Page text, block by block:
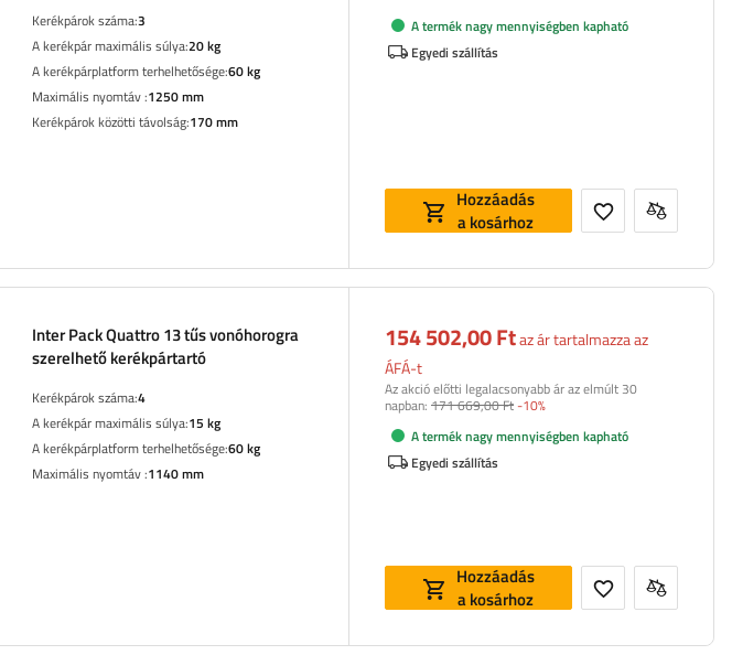
Kerékpárok száma:3
A kerékpár maximális súlya:20 kg
A kerékpárplatform terhelhetősége:60 kg
Maximális nyomtáv :1250 mm
Kerékpárok közötti távolság:170 mm
A termék nagy mennyiségben kapható
Egyedi szállítás
Hozzáadás
a kosárhoz
Inter Pack Quattro 13 tűs vonóhorogra
szerelhető kerékpártartó
Kerékpárok száma:4
A kerékpár maximális súlya:15 kg
A kerékpárplatform terhelhetősége:60 kg
Maximális nyomtáv :1140 mm
154 502,00 Ftaz ár tartalmazza az
ÁFÁ-t
Az akció előtti legalacsonyabb ár az elmúlt 30
napban: 171 669,00 Ft-10%
A termék nagy mennyiségben kapható
Egyedi szállítás
Hozzáadás
a kosárhoz